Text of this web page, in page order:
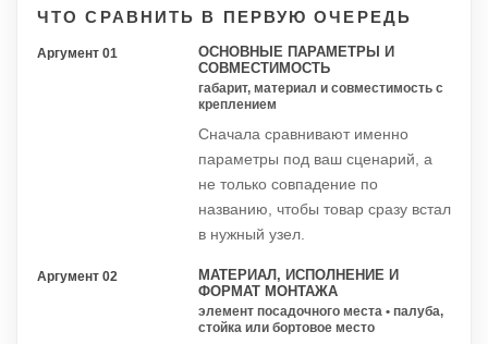
ЧТО СРАВНИТЬ В ПЕРВУЮ ОЧЕРЕДЬ
Аргумент 01
ОСНОВНЫЕ ПАРАМЕТРЫ И
СОВМЕСТИМОСТЬ
габарит, материал и совместимость с
креплением
Сначала сравнивают именно
параметры под ваш сценарий, а
не только совпадение по
названию, чтобы товар сразу встал
в нужный узел.
Аргумент 02
МАТЕРИАЛ, ИСПОЛНЕНИЕ И
ФОРМАТ МОНТАЖА
элемент посадочного места • палуба,
стойка или бортовое место